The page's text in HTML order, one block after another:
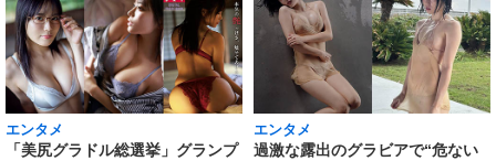
エンタメ
「美尻グラドル総選挙」グランプ
エンタメ
過激な露出のグラビアで“危ない